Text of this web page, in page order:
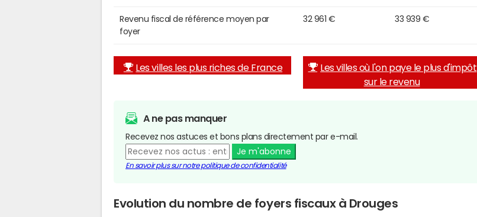
Revenu fiscal de référence moyen par
foyer
32 961 € 33 939 €
Les villes les plus riches de France
Les villes où l'on paye le plus d'impôt
sur le revenu
A ne pas manquer
Recevez nos astuces et bons plans directement par e-mail.
Je m'abonne
En savoir plus sur notre politique de confidentialité
Evolution du nombre de foyers fiscaux à Drouges